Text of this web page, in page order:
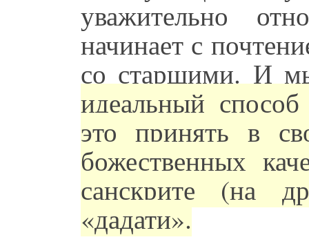
уважительно
начинает с
со старшими. И
идеальный
это принять в
божественных
санскрите (на
«дадати».